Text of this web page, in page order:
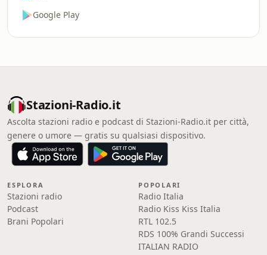
Google Play
Stazioni-Radio.it
Ascolta stazioni radio e podcast di Stazioni-Radio.it per città,
genere o umore — gratis su qualsiasi dispositivo.
ESPLORA
Stazioni radio
Podcast
Brani Popolari
POPOLARI
Radio Italia
Radio Kiss Kiss Italia
RTL 102.5
RDS 100% Grandi Successi
ITALIAN RADIO